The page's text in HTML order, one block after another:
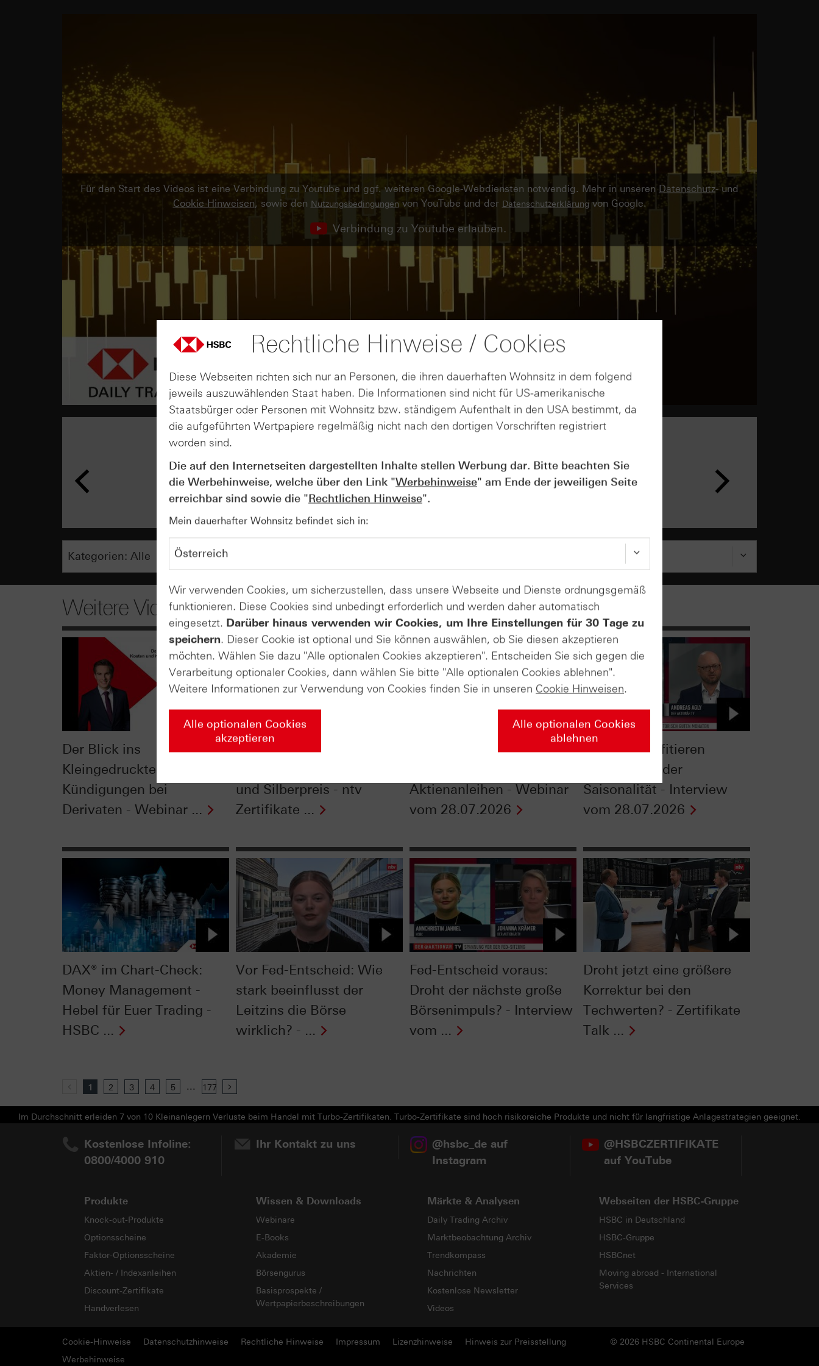
Für den Start des Videos ist eine Verbindung zu Youtube und ggf. weiteren Google-Webdiensten notwendig. Mehr in unseren Datenschutz- und
Cookie-Hinweisen, sowie den Nutzungsbedingungen von YouTube und der Datenschutzerklärungvon Google.
Verbindung zu Youtube erlauben.
04
Der Blick ins Kleingedruckte: Kosten &
Kündigungen bei Derivaten - Webinar
vom 04.08.2026
Weitere Videos
Der Blick ins
Kleingedruckte: Kosten &
Kündigungen bei
Derivaten - Webinar ...
Der Einfluss der
und Silberpreis - ntv
Zertifikate ...
Checkliste - Zinsen
Aktienanleihen - Webinar
vom 28.07.2026
Gold: So profitieren
Anleger von der
Saisonalität - Interview
vom 28.07.2026
DAX® im Chart-Check:
Money Management -
Hebel für Euer Trading -
HSBC ...
Vor Fed-Entscheid: Wie
stark beeinflusst der
Leitzins die Börse
wirklich? - ...
Fed-Entscheid voraus:
Droht der nächste große
Börsenimpuls? - Interview
vom ...
Droht jetzt eine größere
Korrektur bei den
Techwerten? - Zertifikate
Talk ...
Previous
1 2 3 4 5 ... 177
Im Durchschnitt erleiden 7 von 10 Kleinanlegern Verluste beim Handel mit Turbo-Zertifikaten. Turbo-Zertifikate sind hoch risikoreiche Produkte und nicht für langfristige Anlagestrategien geeignet.
Kostenlose Infoline:
0800/4000 910
Ihr Kontakt zu uns
@hsbc_de auf
Instagram
@HSBCZERTIFIKATE
auf YouTube
Produkte
Knock-out-Produkte
Optionsscheine
Faktor-Optionsscheine
Aktien- / Indexanleihen
Discount-Zertifikate
Handverlesen
Wissen & Downloads
Webinare
E-Books
Akademie
Börsengurus
Basisprospekte /
Wertpapierbeschreibungen
Märkte & Analysen
Daily Trading Archiv
Marktbeobachtung Archiv
Trendkompass
Nachrichten
Kostenlose Newsletter
Videos
Webseiten der HSBC-Gruppe
HSBC in Deutschland
HSBC-Gruppe
HSBCnet
Moving abroad - International
Services
Cookie-Hinweise Datenschutzhinweise Rechtliche Hinweise Impressum Lizenzhinweise © 2026 HSBC Continental Europe
Hinweis zur Preisstellung
Werbehinweise
Rechtliche Hinweise / Cookies
Diese Webseiten richten sich nur an Personen, die ihren dauerhaften Wohnsitz in dem folgend
jeweils auszuwählenden Staat haben. Die Informationen sind nicht für US-amerikanische
Staatsbürger oder Personen mit Wohnsitz bzw. ständigem Aufenthalt in den USA bestimmt, da
die aufgeführten Wertpapiere regelmäßig nicht nach den dortigen Vorschriften registriert
worden sind.
Die auf den Internetseiten dargestellten Inhalte stellen Werbung dar. Bitte beachten Sie
die Werbehinweise, welche über den Link "Werbehinweise" am Ende der jeweiligen Seite
erreichbar sind sowie die "Rechtlichen Hinweise".
Mein dauerhafter Wohnsitz befindet sich in:
Wir verwenden Cookies, um sicherzustellen, dass unsere Webseite und Dienste ordnungsgemäß
funktionieren. Diese Cookies sind unbedingt erforderlich und werden daher automatisch
eingesetzt. Darüber hinaus verwenden wir Cookies, um Ihre Einstellungen für 30 Tage zu
speichern. Dieser Cookie ist optional und Sie können auswählen, ob Sie diesen akzeptieren
möchten. Wählen Sie dazu "Alle optionalen Cookies akzeptieren". Entscheiden Sie sich gegen die
Verarbeitung optionaler Cookies, dann wählen Sie bitte "Alle optionalen Cookies ablehnen".
Weitere Informationen zur Verwendung von Cookies finden Sie in unseren Cookie Hinweisen.
Alle optionalen Cookies
akzeptieren
Alle optionalen Cookies
ablehnen